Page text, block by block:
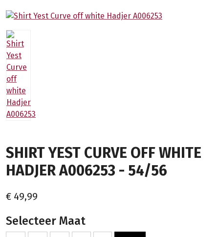
SHIRT YEST CURVE OFF WHITE
HADJER A006253 - 54/56
€ 49,99
Selecteer Maat